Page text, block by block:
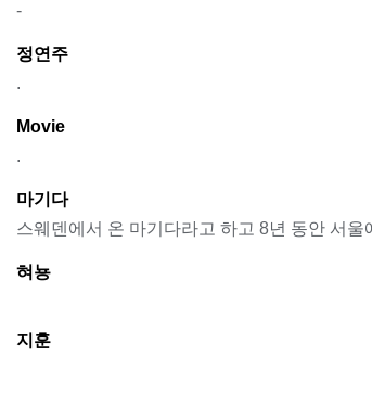
-
정연주
.
Movie
.
마기다
스웨덴에서 온 마기다라고 하고 8년 동안 서울
혀뇽
지훈